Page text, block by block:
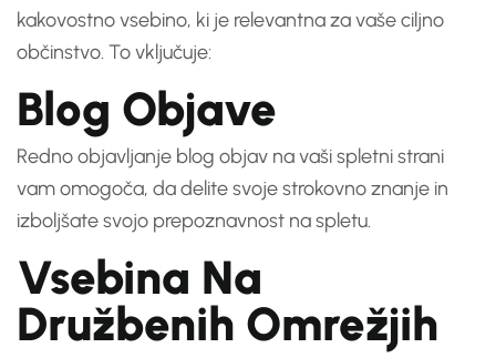
kakovostno vsebino, ki je relevantna za vaše ciljno
občinstvo. To vključuje:
Blog Objave
Redno objavljanje blog objav na vaši spletni strani
vam omogoča, da delite svoje strokovno znanje in
izboljšate svojo prepoznavnost na spletu.
Vsebina Na
Družbenih Omrežjih